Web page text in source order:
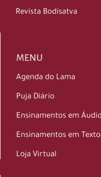
Revista Bodisatva
MENU
Agenda do Lama
Puja Diário
Ensinamentos em
Ensinamentos em Texto
Loja Virtual